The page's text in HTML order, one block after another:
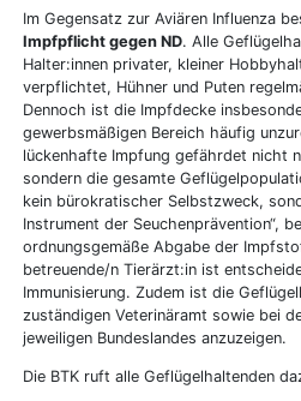
Im Gegensatz zur Aviären Influenza
Impfpflicht gegen ND. Alle
Halter:innen privater, kleiner
verpflichtet, Hühner und Puten
Dennoch ist die Impfdecke
gewerbsmäßigen Bereich häufig
lückenhafte Impfung gefährdet nicht
sondern die gesamte
kein bürokratischer Selbstzweck,
Instrument der Seuchenprävention“,
ordnungsgemäße Abgabe der
betreuende/n Tierärzt:in ist
Immunisierung. Zudem ist die
zuständigen Veterinäramt sowie bei
jeweiligen Bundeslandes anzuzeigen.
Die BTK ruft alle Geflügelhaltenden